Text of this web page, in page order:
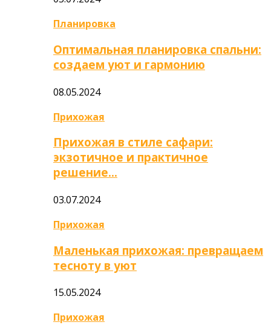
Планировка
Оптимальная планировка спальни:
создаем уют и гармонию
08.05.2024
Прихожая
Прихожая в стиле сафари:
экзотичное и практичное
решение…
03.07.2024
Прихожая
Маленькая прихожая: превращаем
тесноту в уют
15.05.2024
Прихожая